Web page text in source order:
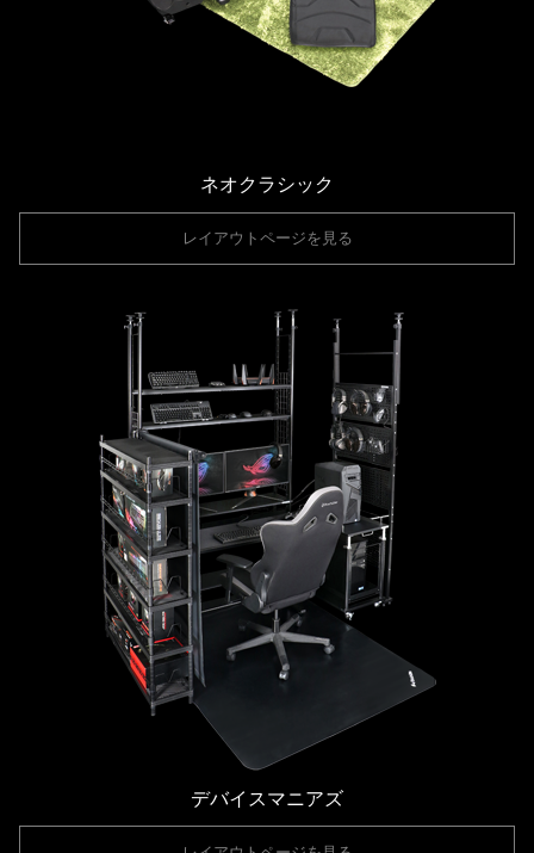
ネオクラシック
レイアウトページを見る
デバイスマニアズ